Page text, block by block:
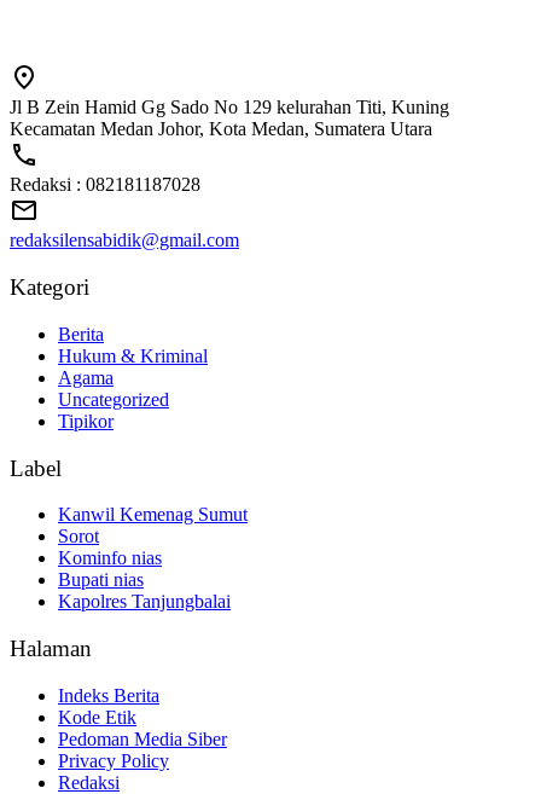
Jl B Zein Hamid Gg Sado No 129 kelurahan Titi, Kuning
Kecamatan Medan Johor, Kota Medan, Sumatera Utara
Redaksi : 082181187028
redaksilensabidik@gmail.com
Kategori
Berita
Hukum & Kriminal
Agama
Uncategorized
Tipikor
Label
Kanwil Kemenag Sumut
Sorot
Kominfo nias
Bupati nias
Kapolres Tanjungbalai
Halaman
Indeks Berita
Kode Etik
Pedoman Media Siber
Privacy Policy
Redaksi